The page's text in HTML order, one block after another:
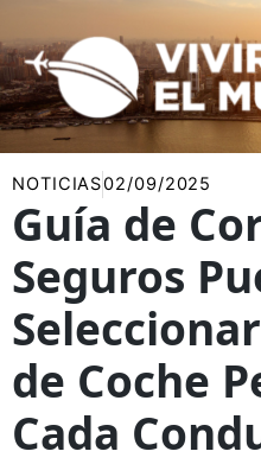
al
contenido
NOTICIAS02/09/2025
Guía de
Seguros
de Coche
Cada